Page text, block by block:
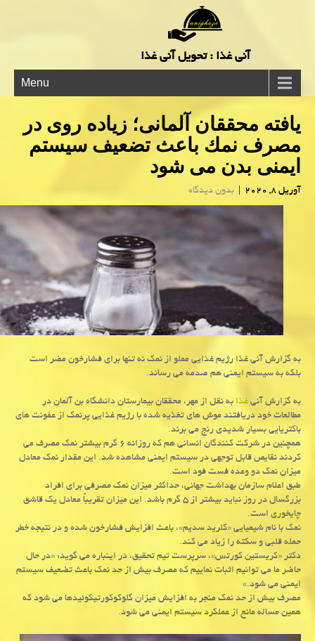
آنی غذا : تحویل آنی غذا
Menu
یافته محققان آلمانی؛ زیاده روی در
مصرف نمك باعث تضعیف سیستم
ایمنی بدن می شود
آوریل 8, 2020 | بدون دیدگاه
به گزارش آنی غذا رژیم غذایی مملو از نمك نه تنها برای فشارخون مضر است
بلكه به سیستم ایمنی هم صدمه می رساند.
به گزارش آنیغذابه نقل از مهر، محققان بیمارستان دانشگاه بن آلمان در
مطالعات خود دریافتند موش های تغذیه شده با رژیم غذایی پرنمك از عفونت های
باكتریایی بسیار شدیدی رنج می برند.
همچنین در شركت كنندگان انسانی هم كه روزانه ۶ گرم بیشتر نمك مصرف می
كردند نقایص قابل توجهی در سیستم ایمنی مشاهده شد. این مقدار نمك معادل
میزان نمك دو وعده فست فود است.
طبق اعلام سازمان بهداشت جهانی، حداكثر میزان نمك مصرفی برای افراد
بزرگسال در روز نباید بیشتر از ۵ گرم باشد. این میزان تقریباً معادل یك قاشق
چایخوری است.
نمك با نام شیمیایی «كلرید سدیم»، باعث افزایش فشارخون شده و در نتیجه خطر
حمله قلبی و سكته را زیاد می كند.
دكتر «كریستین كورتس»، سرپرست تیم تحقیق، در اینباره می گوید: «در حال
حاضر ما می توانیم اثبات نماییم كه مصرف بیش از حد نمك باعث تضعیف سیستم
ایمنی می شود.»
مصرف بیش از حد نمك منجر به افزایش میزان گلوكوكورتیكوئیدها می شود كه
همین مساله مانع از عملكرد سیستم ایمنی می شود.